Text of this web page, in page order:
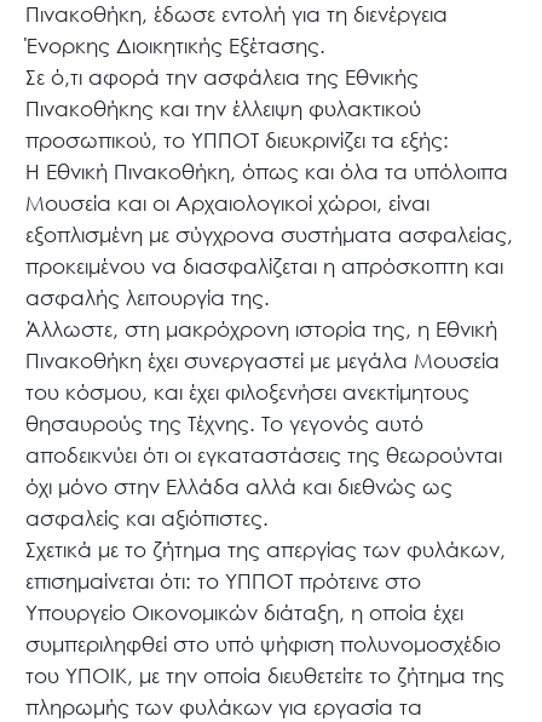
Πινακοθήκη, έδωσε εντολή για τη διενέργεια
Ένορκης Διοικητικής Εξέτασης.
Σε ό,τι αφορά την ασφάλεια της Εθνικής
Πινακοθήκης και την έλλειψη φυλακτικού
προσωπικού, το ΥΠΠΟΤ διευκρινίζει τα εξής:
Η Εθνική Πινακοθήκη, όπως και όλα τα υπόλοιπα
Μουσεία και οι Αρχαιολογικοί χώροι, είναι
εξοπλισμένη με σύγχρονα συστήματα ασφαλείας,
προκειμένου να διασφαλίζεται η απρόσκοπτη και
ασφαλής λειτουργία της.
Άλλωστε, στη μακρόχρονη ιστορία της, η Εθνική
Πινακοθήκη έχει συνεργαστεί με μεγάλα Μουσεία
του κόσμου, και έχει φιλοξενήσει ανεκτίμητους
θησαυρούς της Τέχνης. Το γεγονός αυτό
αποδεικνύει ότι οι εγκαταστάσεις της θεωρούνται
όχι μόνο στην Ελλάδα αλλά και διεθνώς ως
ασφαλείς και αξιόπιστες.
Σχετικά με το ζήτημα της απεργίας των φυλάκων,
επισημαίνεται ότι: το ΥΠΠΟΤ πρότεινε στο
Υπουργείο Οικονομικών διάταξη, η οποία έχει
συμπεριληφθεί στο υπό ψήφιση πολυνομοσχέδιο
του ΥΠΟΙΚ, με την οποία διευθετείτε το ζήτημα της
πληρωμής των φυλάκων για εργασία τα